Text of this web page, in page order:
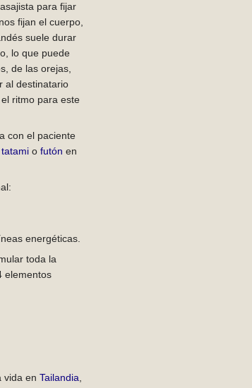
para fijar
fijan el cuerpo,
suele durar
lo que puede
de las orejas,
al destinatario
ritmo para este
con el paciente
tatami ofutón en
energéticas.
toda la
elementos
vida enTailandia